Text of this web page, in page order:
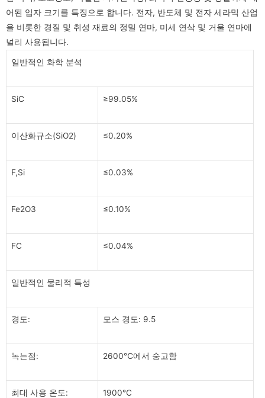
어된 입자 크기를 특징으로 합니다. 전자, 반도체 및 전자 세라믹 산업
을 비롯한 경질 및 취성 재료의 정밀 연마, 미세 연삭 및 거울 연마에
널리 사용됩니다.
일반적인 화학 분석
SiC ≥99.05%
이산화규소(SiO2) ≤0.20%
F,Si ≤0.03%
Fe2O3 ≤0.10%
FC ≤0.04%
일반적인 물리적 특성
경도: 모스 경도: 9.5
녹는점: 2600℃에서 숭고함
최대 사용 온도: 1900℃